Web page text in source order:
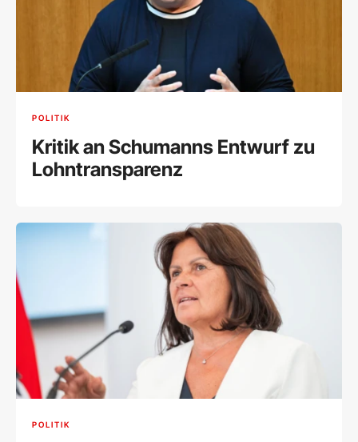
POLITIK
Kritik an Schumanns Entwurf zu
Lohntransparenz
POLITIK